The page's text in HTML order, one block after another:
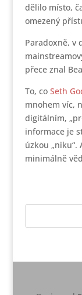
dělilo místo,
omezený
Paradoxně, v
přece znal
To, co Seth
mnohem víc,
digitálním,
informace je
úzkou „niku“.
minimálně